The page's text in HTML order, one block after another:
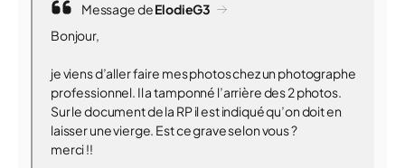
Message deElodieG3
Bonjour,
je viens d’aller faire mes photos chez un photographe
professionnel. Il a tamponné l’arrière des 2 photos.
Sur le document de la RP il est indiqué qu’on doit en
laisser une vierge. Est ce grave selon vous ?
merci !!